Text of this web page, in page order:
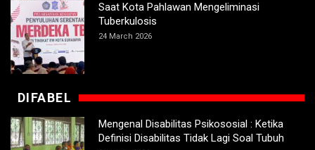
Saat Kota Pahlawan Mengeliminasi
Tuberkulosis
24 March 2026
DIFABEL
Mengenal Disabilitas Psikososial : Ketika
Definisi Disabilitas Tidak Lagi Soal Tubuh